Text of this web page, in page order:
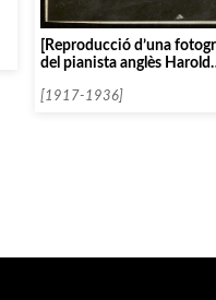
[Reproducció d’una
del pianista anglès Harold
[1917-1936]